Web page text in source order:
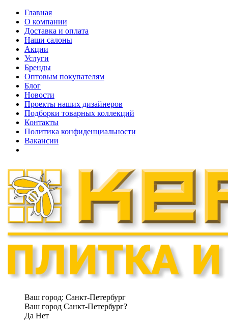
Главная
О компании
Доставка и оплата
Наши cалоны
Акции
Услуги
Бренды
Оптовым покупателям
Блог
Новости
Проекты наших дизайнеров
Подборки товарных коллекций
Контакты
Политика конфиденциальности
Вакансии
Ваш город: Санкт-Петербург
Ваш город Санкт-Петербург?
Да Нет